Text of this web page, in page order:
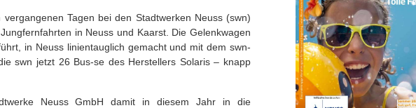
Tagen bei den Stadtwerken Neuss (swn)
in Neuss und Kaarst. Die Gelenkwagen
in Neuss linientauglich gemacht und mit dem swn-
swn jetzt 26 Bus-se des Herstellers Solaris – knapp
Neuss GmbH damit in diesem Jahr in die